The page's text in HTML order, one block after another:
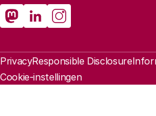
Sociale media
Rathenau Mastodon
Rathenau LinkedIn
Rathenau Instagram
Juridische informatie
PrivacyResponsible Disclosure
Cookie-instellingen